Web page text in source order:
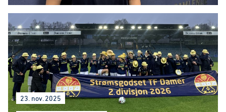
23. nov. 2025